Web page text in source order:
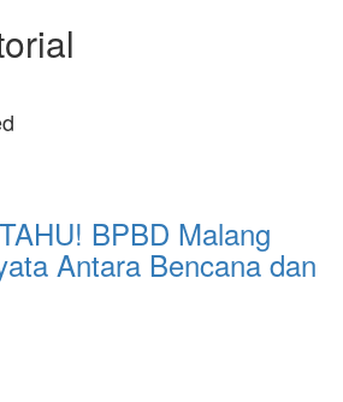
BPBD Malang
Antara Bencana dan